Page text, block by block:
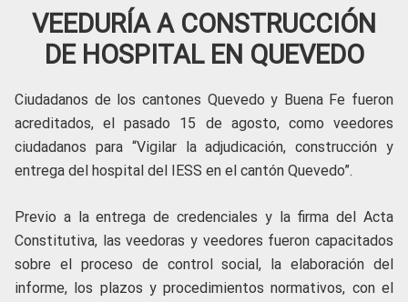
VEEDURÍA A CONSTRUCCIÓN
DE HOSPITAL EN QUEVEDO
Ciudadanos de los cantones Quevedo y Buena Fe fueron
acreditados, el pasado 15 de agosto, como veedores
ciudadanos para “Vigilar la adjudicación, construcción y
entrega del hospital del IESS en el cantón Quevedo”.
Previo a la entrega de credenciales y la firma del Acta
Constitutiva, las veedoras y veedores fueron capacitados
sobre el proceso de control social, la elaboración del
informe, los plazos y procedimientos normativos, con el